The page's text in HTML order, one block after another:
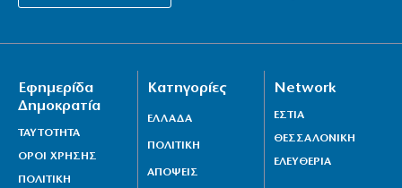
Εφημερίδα
Δημοκρατία
ΤΑΥΤΟΤΗΤΑ
ΟΡΟΙ ΧΡΗΣΗΣ
ΠΟΛΙΤΙΚΗ
Κατηγορίες
ΕΛΛΑΔΑ
ΠΟΛΙΤΙΚΗ
ΑΠΟΨΕΙΣ
Network
ΕΣΤΙΑ
ΘΕΣΣΑΛΟΝΙΚΗ
ΕΛΕΥΘΕΡΙΑ